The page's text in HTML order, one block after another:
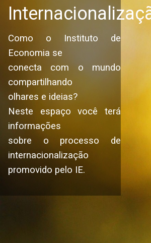
Como o Instituto de
Economia se
conecta com o mundo
compartilhando
olhares e ideias?
Neste espaço você terá
informações
sobre o processo de
internacionalização
promovido pelo IE.